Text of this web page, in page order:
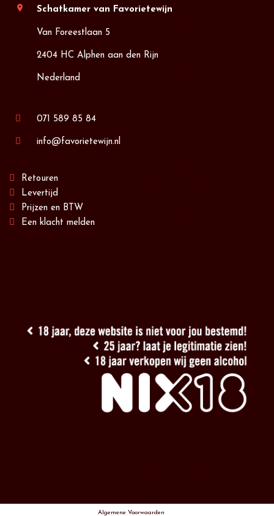
location_on Schatkamer van Favorietewijn
Van Foreestlaan 5
2404 HC Alphen aan den Rijn
Nederland
071 589 85 84
info@favorietewijn.nl
Retouren
Levertijd
Prijzen en BTW
Een klacht melden
Algemene Voorwaarden